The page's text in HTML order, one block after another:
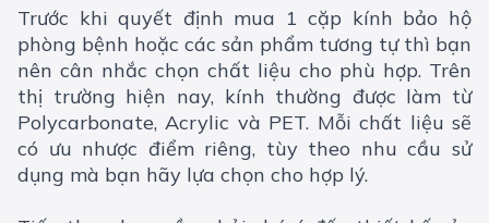
Trước khi quyết định mua 1 cặp kính bảo hộ
phòng bệnh hoặc các sản phẩm tương tự thì bạn
nên cân nhắc chọn chất liệu cho phù hợp. Trên
thị trường hiện nay, kính thường được làm từ
Polycarbonate, Acrylic và PET. Mỗi chất liệu sẽ
có ưu nhược điểm riêng, tùy theo nhu cầu sử
dụng mà bạn hãy lựa chọn cho hợp lý.